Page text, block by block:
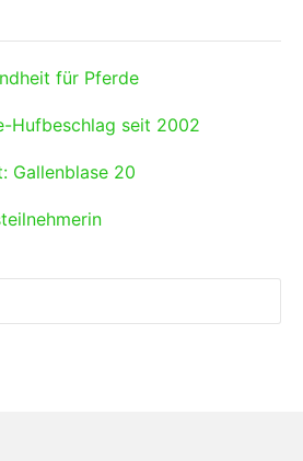
für Pferde
Hufbeschlag seit 2002
Gallenblase 20